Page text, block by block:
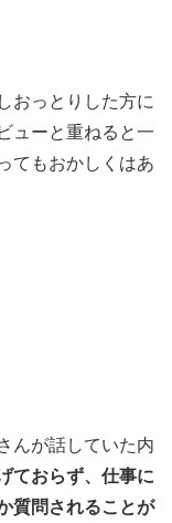
おっとりした方に
ューと重ねると一
てもおかしくはあ
んが話していた内
ておらず、仕事に
質問されることが